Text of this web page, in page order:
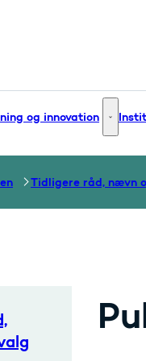
- Flere links
og innovation